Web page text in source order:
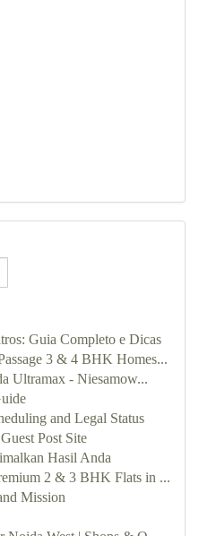
Guia Completo e Dicas
3 & 4 BHK Homes...
Ultramax - Niesamow...
and Legal Status
Post Site
Hasil Anda
2 & 3 BHK Flats in ...
Mission